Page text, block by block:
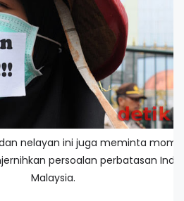
nelayan ini juga meminta
persoalan perbatasan
Malaysia.